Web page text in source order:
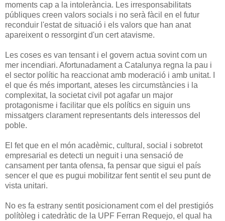
moments cap a la intolerància. Les irresponsabilitats
públiques creen valors socials i no serà fàcil en el futur
reconduir l'estat de situació i els valors que han anat
apareixent o ressorgint d'un cert atavisme.
Les coses es van tensant i el govern actua sovint com un
mer incendiari. Afortunadament a Catalunya regna la pau i
el sector polític ha reaccionat amb moderació i amb unitat. I
el que és més important, ateses les circumstàncies i la
complexitat, la societat civil pot agafar un major
protagonisme i facilitar que els polítics en siguin uns
missatgers clarament representants dels interessos del
poble.
El fet que en el món acadèmic, cultural, social i sobretot
empresarial es detecti un neguit i una sensació de
cansament per tanta ofensa, fa pensar que sigui el país
sencer el que es pugui mobilitzar fent sentit el seu punt de
vista unitari.
No es fa estrany sentit posicionament com el del prestigiós
polítòleg i catedràtic de la UPF Ferran Requejo, el qual ha